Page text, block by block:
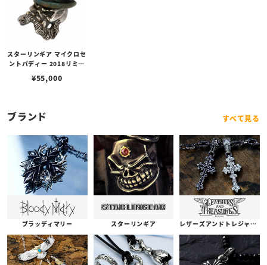
スターリンギア マイクロセ
ントパディー 2018リミテ
¥55,000
ブランド すべて見る
ブラッディマリー スターリンギア レザーズアンドトレジャーズ